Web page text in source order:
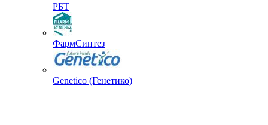
РБТ
ФармСинтез
Genetico (Генетико)